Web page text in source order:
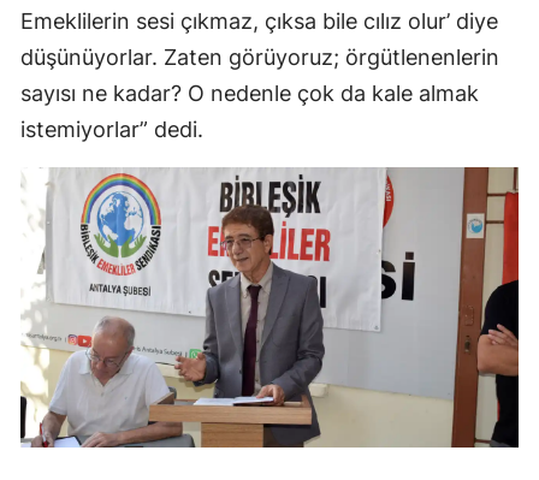
Emeklilerin sesi çıkmaz, çıksa bile cılız olur’ diye
düşünüyorlar. Zaten görüyoruz; örgütlenenlerin
sayısı ne kadar? O nedenle çok da kale almak
istemiyorlar” dedi.